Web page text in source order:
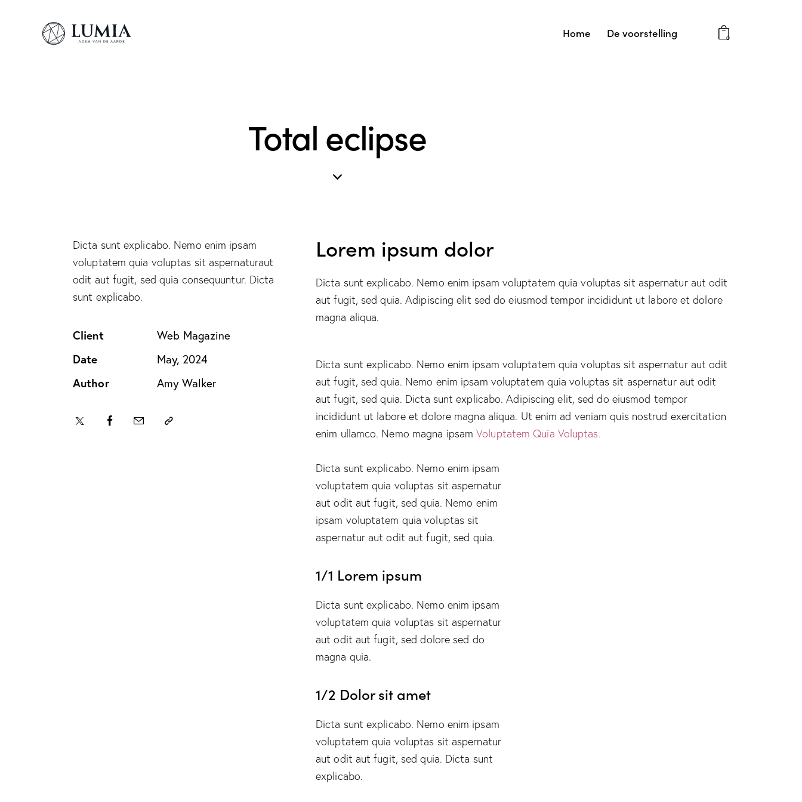
Home De voorstelling 0
Total eclipse
Dicta sunt explicabo. Nemo enim ipsam
voluptatem quia voluptas sit aspernaturaut
odit aut fugit, sed quia consequuntur. Dicta
sunt explicabo.
Client
Web Magazine
Date
May, 2024
Author
Amy Walker
Lorem ipsum dolor
Dicta sunt explicabo. Nemo enim ipsam voluptatem quia voluptas sit aspernatur aut odit
aut fugit, sed quia. Adipiscing elit sed do eiusmod tempor incididunt ut labore et dolore
magna aliqua.
Dicta sunt explicabo. Nemo enim ipsam voluptatem quia voluptas sit aspernatur aut odit
aut fugit, sed quia. Nemo enim ipsam voluptatem quia voluptas sit aspernatur aut odit
aut fugit, sed quia. Dicta sunt explicabo. Adipiscing elit, sed do eiusmod tempor
incididunt ut labore et dolore magna aliqua. Ut enim ad veniam quis nostrud exercitation
enim ullamco. Nemo magna ipsamVoluptatem Quia Voluptas.
Dicta sunt explicabo. Nemo enim ipsam
voluptatem quia voluptas sit aspernatur
aut odit aut fugit, sed quia. Nemo enim
ipsam voluptatem quia voluptas sit
aspernatur aut odit aut fugit, sed quia.
1/1 Lorem ipsum
Dicta sunt explicabo. Nemo enim ipsam
voluptatem quia voluptas sit aspernatur
aut odit aut fugit, sed dolore sed do
magna quia.
1/2 Dolor sit amet
Dicta sunt explicabo. Nemo enim ipsam
voluptatem quia voluptas sit aspernatur
aut odit aut fugit, sed quia. Dicta sunt
explicabo.